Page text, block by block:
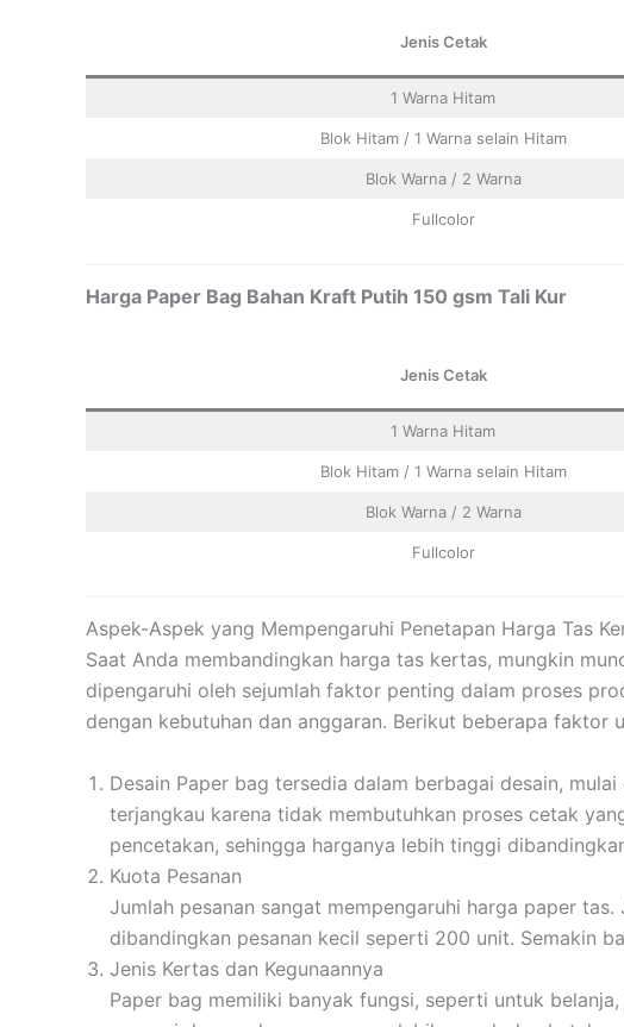
Jenis Cetak
1 Warna Hitam
Blok Hitam / 1 Warna selain Hitam
Blok Warna / 2 Warna
Fullcolor
Harga Paper Bag Bahan Kraft Putih 150 gsm Tali Kur
Jenis Cetak
1 Warna Hitam
Blok Hitam / 1 Warna selain Hitam
Blok Warna / 2 Warna
Fullcolor
Aspek-Aspek yang Mempengaruhi Penetapan Harga Tas
Saat Anda membandingkan harga tas kertas, mungkin
dipengaruhi oleh sejumlah faktor penting dalam proses
dengan kebutuhan dan anggaran. Berikut beberapa faktor
Desain Paper bag tersedia dalam berbagai desain,
terjangkau karena tidak membutuhkan proses cetak
pencetakan, sehingga harganya lebih tinggi
Kuota Pesanan
Jumlah pesanan sangat mempengaruhi harga paper
dibandingkan pesanan kecil seperti 200 unit. Semakin
Jenis Kertas dan Kegunaannya
Paper bag memiliki banyak fungsi, seperti untuk